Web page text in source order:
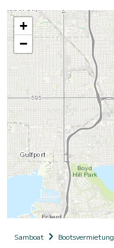
+
−
Samboat Bootsvermietung